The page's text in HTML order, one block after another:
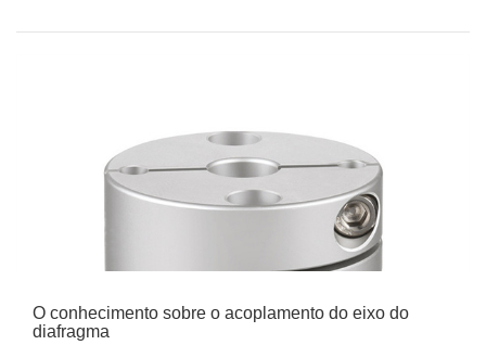
O conhecimento sobre o acoplamento do eixo do
diafragma